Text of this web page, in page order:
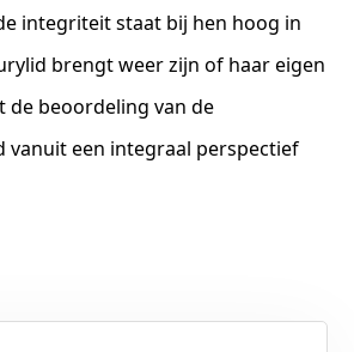
integriteit staat bij hen hoog in
brengt weer zijn of haar eigen
de beoordeling van de
vanuit een integraal perspectief